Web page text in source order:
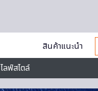
สินค้าแนะนำ
ไลฟ์สไตล์